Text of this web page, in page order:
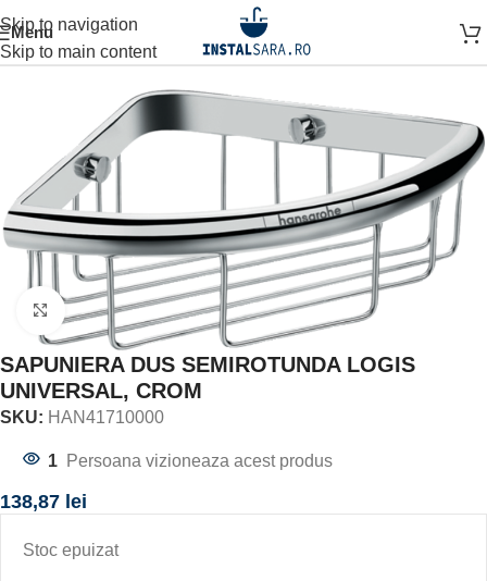
Skip to navigation
Skip to main content
Menu
Prima pagină ACCESORII BAIE ACCESORIU DE PERETE
Click to enlarge
SAPUNIERA DUS SEMIROTUNDA LOGIS
UNIVERSAL, CROM
SKU: HAN41710000
1 Persoana vizioneaza acest produs
138,87 lei
Stoc epuizat